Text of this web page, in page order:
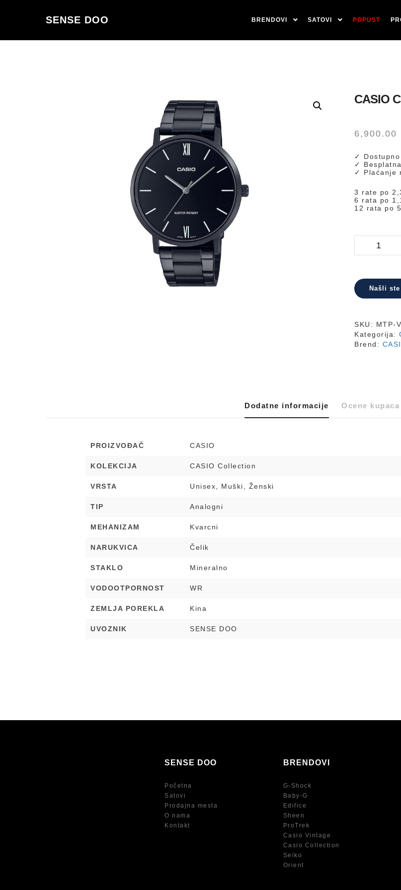
SENSE DOO BRENDOVI SATOVI POPUST
CASIO
6,900.00
✓ Dostupno
✓
✓ Plaćanje
3 rate po
6 rata po
12 rata po
VT01B-
1B
Našli
SKU: MTP-
Kategorija:
Brend:
Dodatne informacije Ocene kupaca
PROIZVOĐAČ CASIO
KOLEKCIJA CASIO Collection
VRSTA Unisex, Muški, Ženski
TIP Analogni
MEHANIZAM Kvarcni
NARUKVICA Čelik
STAKLO Mineralno
VODOOTPORNOST WR
ZEMLJA POREKLA Kina
UVOZNIK SENSE DOO
SENSE DOO
Početna
Satovi
Prodajna mesta
O nama
Kontakt
BRENDOVI
G-Shock
Baby-G
Edifice
Sheen
ProTrek
Casio Vintage
Casio Collection
Seiko
Orient